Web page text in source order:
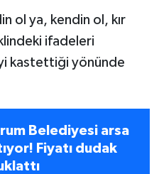
ol ya, kendin ol, kır
ifadeleri
kastettiği yönünde
Belediyesi arsa
Fiyatı dudak